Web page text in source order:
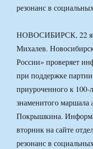
резонанс в
НОВОСИБИРСК, 22
Михалев.
России» проверяет
при поддержке
приуроченного к
знаменитого маршала
Покрышкина.
вторник на сайте
резонанс в